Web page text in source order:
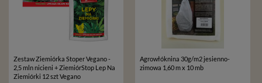
Zestaw Ziemiórka Stoper Vegano -
2,5 mln nicieni + ZiemiórStop Lep Na
Ziemiórki 12 szt Vegano
Agrowłóknina 30g/m2 jesienno-
zimowa 1,60 m x 10 mb